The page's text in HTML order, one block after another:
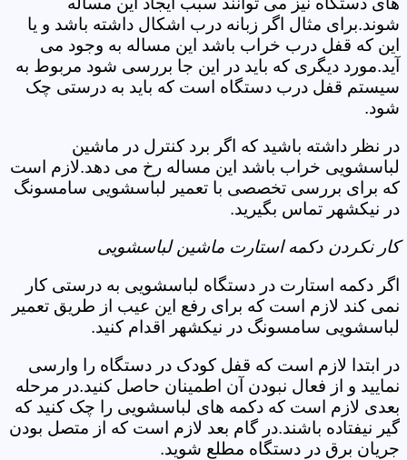
شوند.برای مثال اگر زبانه درب اشکال داشته باشد و یا
این که قفل درب خراب باشد این مساله به وجود می
آید.مورد دیگری که باید در این جا بررسی شود مربوط به
سیستم قفل درب دستگاه است که باید به درستی چک
شود.
در نظر داشته باشید که اگر برد کنترل در ماشین
لباسشویی خراب باشد این مساله رخ می دهد.لازم است
که برای بررسی تخصصی با تعمیر لباسشویی سامسونگ
در نیکشهر تماس بگیرید.
کار نکردن دکمه استارت ماشین لباسشویی
اگر دکمه استارت در دستگاه لباسشویی به درستی کار
نمی کند لازم است که برای رفع این عیب از طریق تعمیر
لباسشویی سامسونگ در نیکشهر اقدام کنید.
در ابتدا لازم است که قفل کودک در دستگاه را وارسی
نمایید و از فعال نبودن آن اطمینان حاصل کنید.در مرحله
بعدی لازم است که دکمه های لباسشویی را چک کنید که
گیر نیفتاده باشند.در گام بعد لازم است که از متصل بودن
جریان برق در دستگاه مطلع شوید.